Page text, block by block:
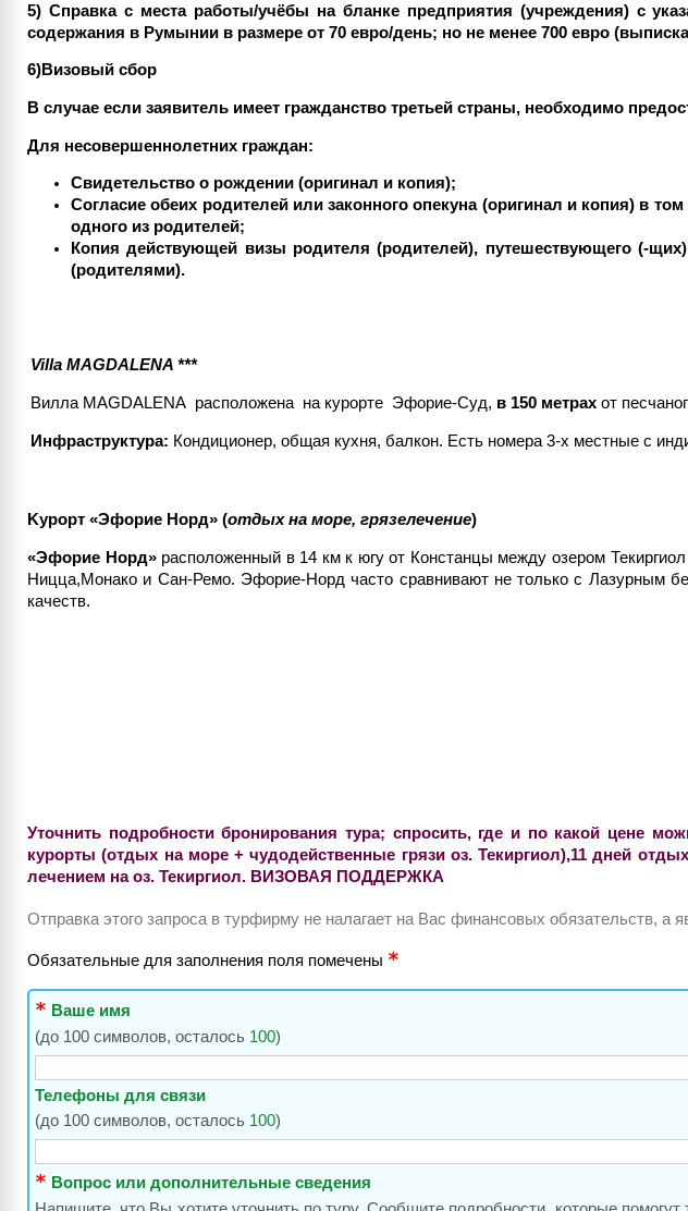
5) Справка с места работы/учёбы на бланке предприятия (учреждения) с
содержания в Румынии в размере от 70 евро/день; но не менее 700 евро (выписка
6)Визовый сбор
В случае если заявитель имеет гражданство третьей страны, необходимо
Для несовершеннолетних граждан:
Свидетельство о рождении (оригинал и копия);
Согласие обеих родителей или законного опекуна (оригинал и копия) в
одного из родителей;
Копия действующей визы родителя (родителей), путешествующего (-
(родителями).
Villa MAGDALENA ***
Вилла MAGDALENA расположена на курорте Эфорие-Суд, в 150 метрах от
Инфраструктура: Кондиционер, общая кухня, балкон. Есть номера 3-х местные с
Kурорт «Эфорие Норд» (отдых на море, грязелечение)
«Эфорие Норд» расположенный в 14 км к югу от Констанцы между озером
Ницца,Монако и Сан-Ремо. Эфорие-Норд часто сравнивают не только с Лазурным
качеств.
Уточнить подробности бронирования тура; спросить, где и по какой
курорты (отдых на море + чудодейственные грязи оз. Текиргиол),11 дней
лечением на оз. Текиргиол. ВИЗОВАЯ ПОДДЕРЖКА
Отправка этого запроса в турфирму не налагает на Вас финансовых обязательств, а
Обязательные для заполнения поля помечены
Ваше имя
(до 100 символов, осталось 100)
Телефоны для связи
(до 100 символов, осталось 100)
Вопрос или дополнительные сведения